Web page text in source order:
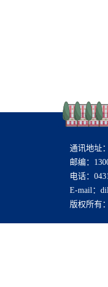
通讯地址
邮编：
电话：
E-mail：
版权所有